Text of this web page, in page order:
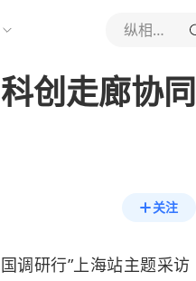
纵相新闻
创走廊协同
关注
调研行”上海站主题采访